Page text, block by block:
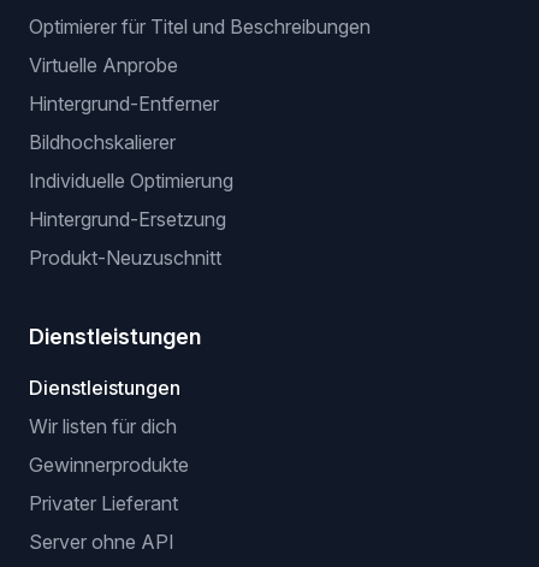
Optimierer für Titel und Beschreibungen
Virtuelle Anprobe
Hintergrund-Entferner
Bildhochskalierer
Individuelle Optimierung
Hintergrund-Ersetzung
Produkt-Neuzuschnitt
Dienstleistungen
Dienstleistungen
Wir listen für dich
Gewinnerprodukte
Privater Lieferant
Server ohne API